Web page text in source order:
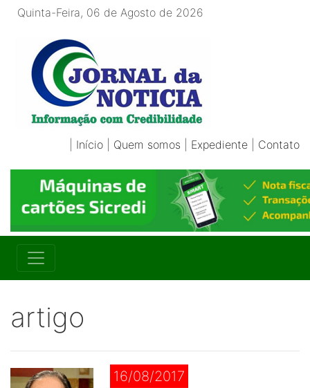
Quinta-Feira, 06 de Agosto de 2026
Início Quem somos Expediente Contato
artigo
16/08/2017